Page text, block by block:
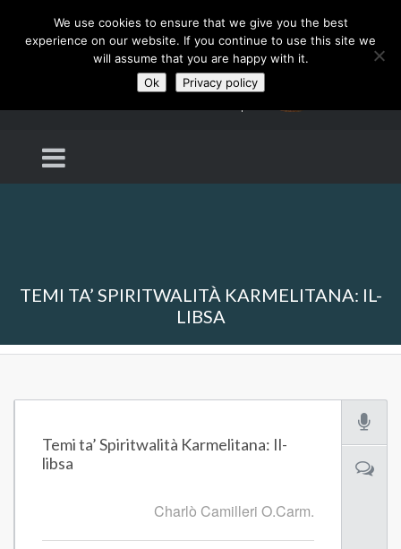
TEMI TA’ SPIRITWALITÀ KARMELITANA: IL-
LIBSA
Temi ta’ Spiritwalità Karmelitana: Il-
libsa
Charlò Camilleri O.Carm.
We use cookies to ensure that we give you the best
experience on our website. If you continue to use this site we
will assume that you are happy with it.
Ok
Privacy policy